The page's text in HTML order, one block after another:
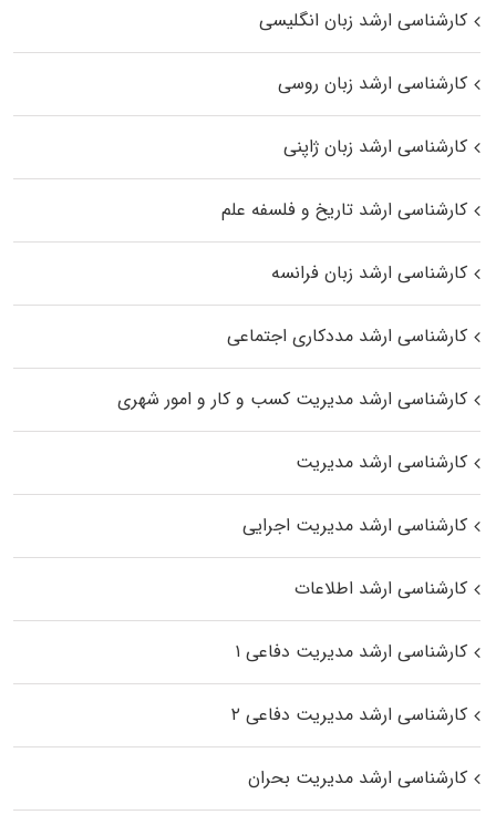
کارشناسی ارشد زبان انگلیسی
کارشناسی ارشد زبان روسی
کارشناسی ارشد زبان ژاپنی
کارشناسی ارشد تاریخ و فلسفه علم
کارشناسی ارشد زبان فرانسه
کارشناسی ارشد مددکاری اجتماعی
کارشناسی ارشد مدیریت کسب و کار و امور شهری
کارشناسی ارشد مدیریت
کارشناسی ارشد مدیریت اجرایی
کارشناسی ارشد اطلاعات
کارشناسی ارشد مدیریت دفاعی ۱
کارشناسی ارشد مدیریت دفاعی ۲
کارشناسی ارشد مدیریت بحران